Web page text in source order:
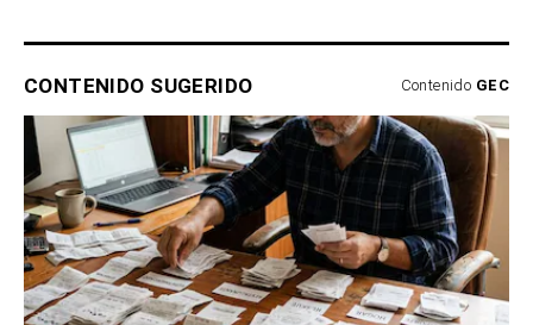
CONTENIDO SUGERIDO Contenido GEC